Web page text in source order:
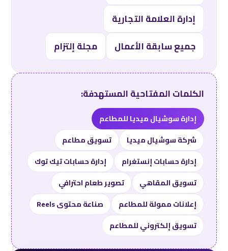
إدارة العلامة التجارية
جميع سابقة الأعمال
مجلة إلتزام
الكلمات المفتاحية المستهدفة:
إدارة سوشيال ميديا للمطاعم
شركة سوشيال ميديا
تسويق مطاعم
إدارة حسابات إنستغرام
إدارة حسابات تيك توك
تسويق المقاهي
تصوير طعام احترافي
إعلانات ممولة للمطاعم
صناعة محتوى Reels
تسويق إلكتروني للمطاعم